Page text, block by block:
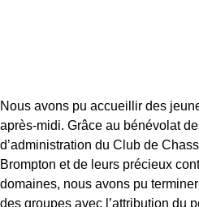
Nous avons pu accueillir des
après-midi. Grâce au bénévolat
d’administration du Club de
Brompton et de leurs précieux
domaines, nous avons pu
des groupes avec l’attribution du